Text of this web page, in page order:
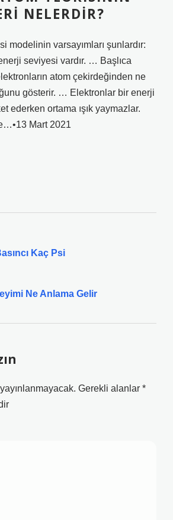
NELERDIR?
modelinin varsayımları şunlardır:
seviyesi vardır. … Başlıca
atom çekirdeğinden ne
gösterir. … Elektronlar bir enerji
ederken ortama ışık yaymazlar.
Mart 2021
Kaç Psi
Ne Anlama Gelir
Gerekli alanlar *